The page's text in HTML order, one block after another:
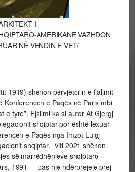
I
AMERIKANE VAZHDON
NË VENDIN E VET/
1919) shënon përvjetorin e fjalimit
Konferencën e Paqës në Paris mbi
e tyre”. Fjalimi ka si autor At Gjergj
shqiptar por është lexuar
e Paqës nga Imzot Luigj
shqiptar. Viti 2021 shënon
së marrëdhënieve shqiptaro-
1991 — pas një ndërprejeje prej